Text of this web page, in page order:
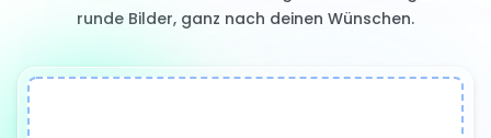
runde Bilder, ganz nach deinen Wünschen.